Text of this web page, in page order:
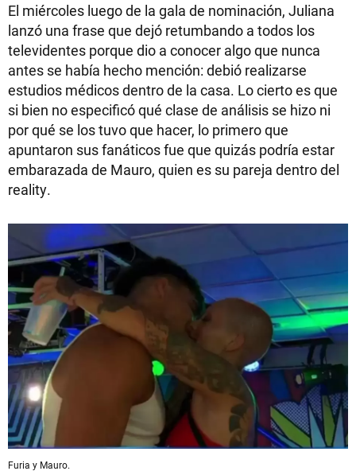
El miércoles luego de la gala de nominación, Juliana
lanzó una frase que dejó retumbando a todos los
televidentes porque dio a conocer algo que nunca
antes se había hecho mención: debió realizarse
estudios médicos dentro de la casa. Lo cierto es que
si bien no especificó qué clase de análisis se hizo ni
por qué se los tuvo que hacer, lo primero que
apuntaron sus fanáticos fue que quizás podría estar
embarazada de Mauro, quien es su pareja dentro del
reality.
Furia y Mauro.